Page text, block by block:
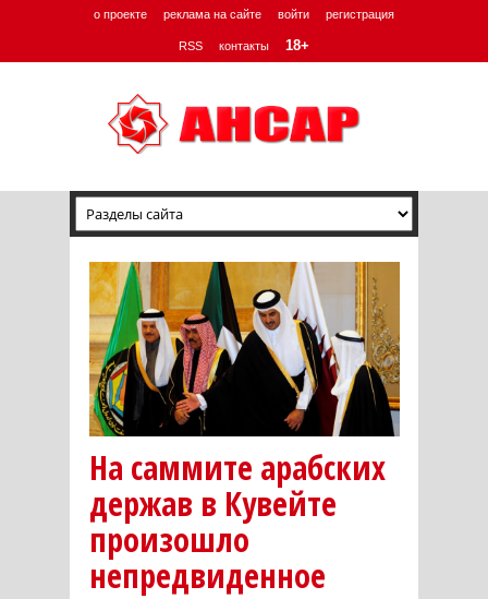
о проекте реклама на сайте войти регистрация
RSS контакты 18+
На саммите арабских
держав в Кувейте
произошло
непредвиденное